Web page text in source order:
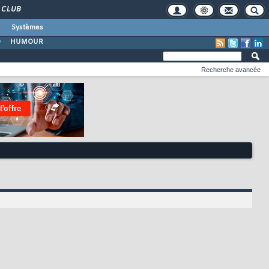
CLUB
Systèmes
HUMOUR
Recherche avancée